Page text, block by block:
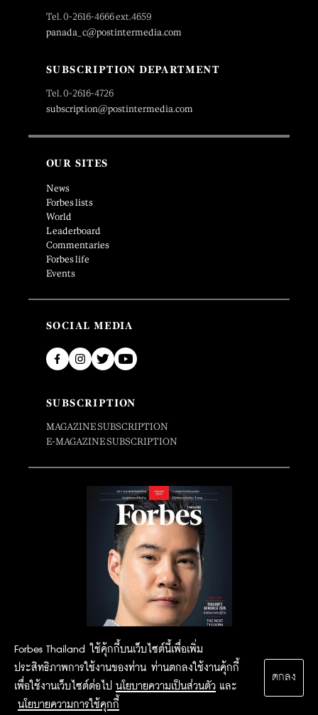
Forbes Thailand ใช้คุ้กกี้บนเว็บไซต์นี้เพื่อเพิ่ม
ประสิทธิภาพการใช้งานของท่าน ท่านตกลงใช้งานคุ้กกี้
เพื่อใช้งานเว็บไซต์ต่อไป นโยบายความเป็นส่วนตัว และ
นโยบายความการใช้คุกกี้
ตกลง
Tel. 0-2616-4666 ext.4659
panada_c@postintermedia.com
SUBSCRIPTION DEPARTMENT
Tel. 0-2616-4726
subscription@postintermedia.com
OUR SITES
News
Forbes lists
World
Leaderboard
Commentaries
Forbes life
Events
SOCIAL MEDIA
SUBSCRIPTION
MAGAZINE SUBSCRIPTION
E-MAGAZINE SUBSCRIPTION